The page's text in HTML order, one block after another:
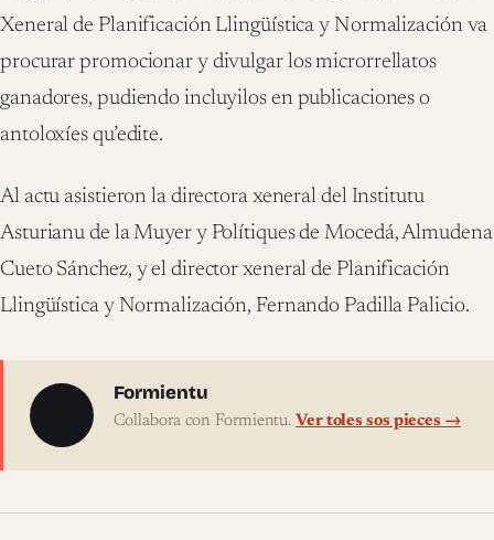
Xeneral de Planificación Llingüística y Normalización va
procurar promocionar y divulgar los microrrellatos
ganadores, pudiendo incluyilos en publicaciones o
antoloxíes qu’edite.
Al actu asistieron la directora xeneral del Institutu
Asturianu de la Muyer y Polítiques de Mocedá, Almudena
Cueto Sánchez, y el director xeneral de Planificación
Llingüística y Normalización, Fernando Padilla Palicio.
Sobre l'autor
Formientu
Collabora con Formientu. Ver toles sos pieces →